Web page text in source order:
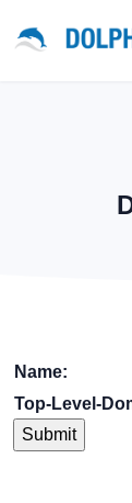
Name:
Top-Level-